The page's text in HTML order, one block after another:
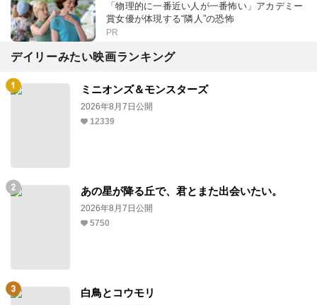
「物理的に一番近い人が一番怖い」アカデミー
賞女優が体現する“隣人”の恐怖
PR
デイリーみたい映画ランキング
ミニオンズ＆モンスターズ
2026年8月7日公開
12339
あの星が降る丘で、君とまた出会いたい。
2026年8月7日公開
5750
白鳥とコウモリ